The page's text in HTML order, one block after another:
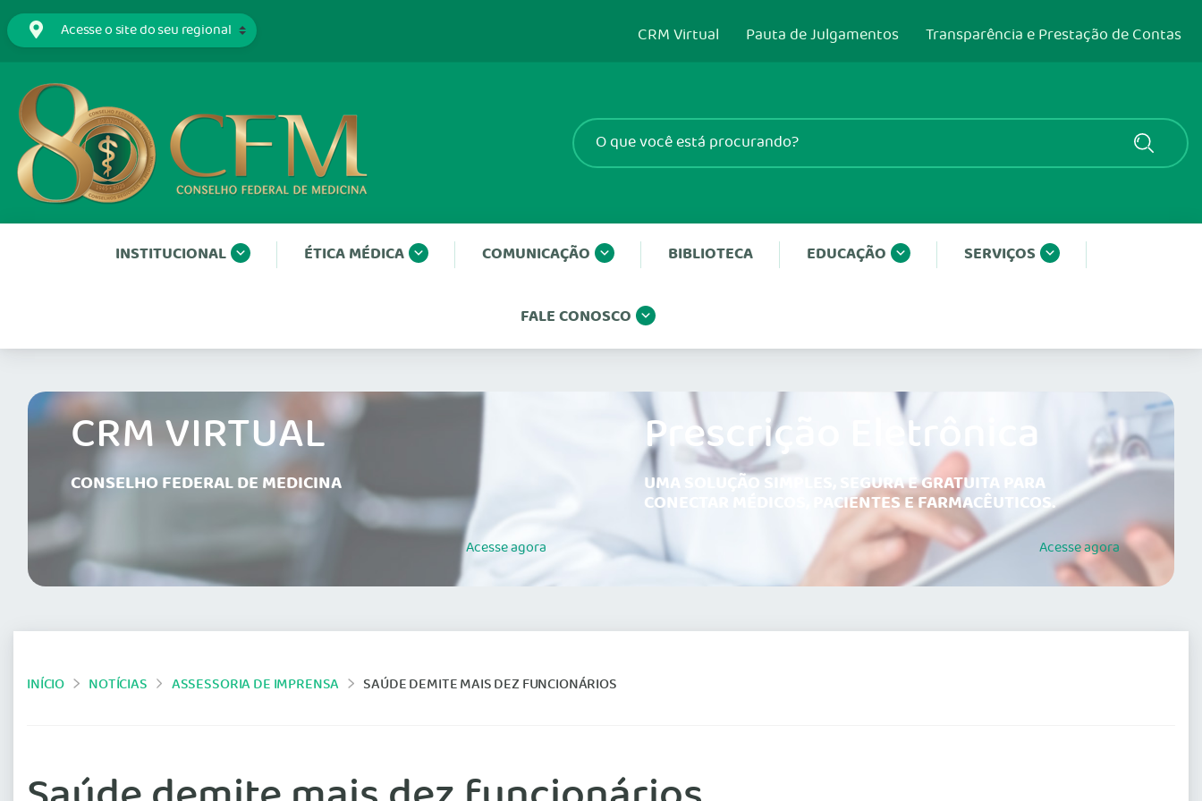
CRM Virtual Pauta de Julgamentos Transparência e Prestação de Contas
INSTITUCIONAL ÉTICA MÉDICA COMUNICAÇÃO BIBLIOTECA EDUCAÇÃO SERVIÇOS
FALE CONOSCO
CRM VIRTUAL
CONSELHO FEDERAL DE MEDICINA
Acesseagora
Prescrição Eletrônica
UMA SOLUÇÃO SIMPLES, SEGURA E GRATUITA PARA
CONECTAR MÉDICOS, PACIENTES E FARMACÊUTICOS.
Acesseagora
INÍCIO NOTÍCIAS ASSESSORIA DE IMPRENSA SAÚDE DEMITE MAIS DEZ FUNCIONÁRIOS